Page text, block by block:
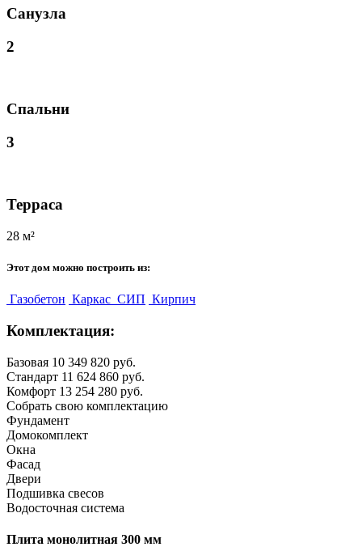
Санузла
2
Спальни
3
Терраса
28 м²
Этот дом можно построить из:
Газобетон Каркас СИП Кирпич
Комплектация:
Базовая 10 349 820 руб.
Стандарт 11 624 860 руб.
Комфорт 13 254 280 руб.
Собрать свою комплектацию
Фундамент
Домокомплект
Окна
Фасад
Двери
Подшивка свесов
Водосточная система
Плита монолитная 300 мм